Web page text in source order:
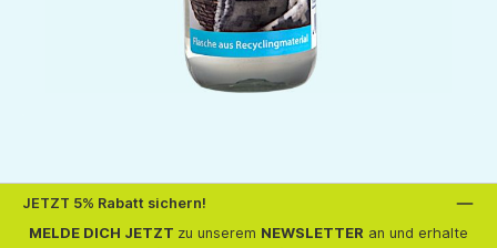
JETZT 5% Rabatt sichern!
MELDE DICH JETZT zu unserem NEWSLETTER an und erhalte